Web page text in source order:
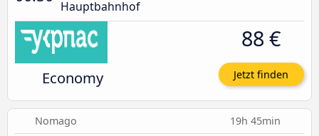
Hauptbahnhof
Economy
88 €
Jetzt finden
Nomago 19h 45min